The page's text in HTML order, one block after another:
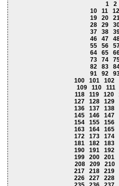
1
2
10
11
12
19
20
28
29
37
38
46
47
55
56
64
65
73
74
82
83
91
92
100
101
102
109
110
111
118
119 120
127
128
129
136
137
138
145
146
147
154
155
156
163
164
165
172
173
174
181
182
183
190
191
192
199
200
201
208
209
210
217
218
219
226
227
228